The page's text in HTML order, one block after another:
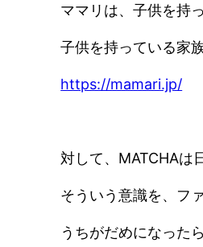
ママリは、子供を持
子供を持っている家
https://mamari.jp/
対して、MATCHAは
そういう意識を、フ
うちがだめになった